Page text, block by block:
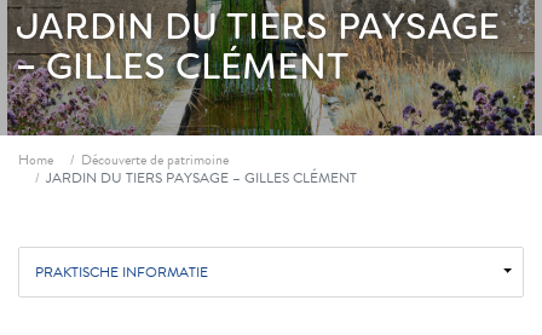
JARDIN DU TIERS PAYSAGE
– GILLES CLÉMENT
Fil d'ariane
Home
Découverte de patrimoine
JARDIN DU TIERS PAYSAGE – GILLES CLÉMENT
PRAKTISCHE INFORMATIE